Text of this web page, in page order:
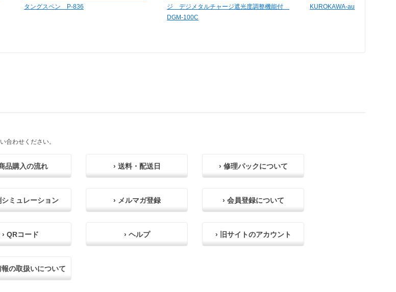
タングスペン P-836
ジ デジメタルチャージ遮光度調整機能付
DGM-100C
KUROKAWA-auto KKA-200
合わせください。
品購入の流れ › 送料・配送日 › 修理パックについて
シミュレーション › メルマガ登録 › 会員登録について
› QRコード › ヘルプ › 旧サイトのアカウント
報の取扱いについて